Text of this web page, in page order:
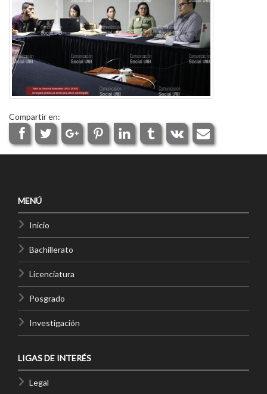
Compartir en:
MENÚ
Inicio
Bachillerato
Licenciatura
Posgrado
Investigación
LIGAS DE INTERÉS
Legal